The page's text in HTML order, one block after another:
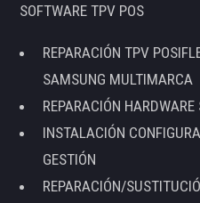
SOFTWARE TPV POS
REPARACIÓN TPV
SAMSUNG MULTIMARCA
REPARACIÓN
INSTALACIÓN
GESTIÓN
REPARACIÓN/